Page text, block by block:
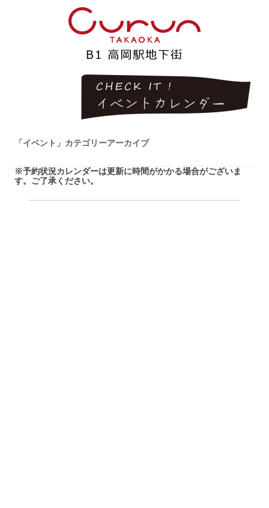
「 イベント 」カテゴリーアーカイブ
※予約状況カレンダーは更新に時間がかかる場合がございま
す。ご了承ください。